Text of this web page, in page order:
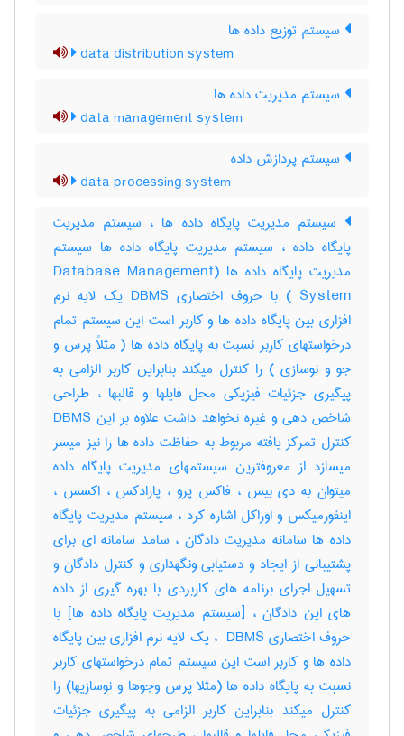
سیستم توزیع داده ها
data distribution system
سیستم مدیریت داده ها
data management system
سیستم پردازش داده
data processing system
سیستم مدیریت پایگاه داده ها ، سیستم مدیریت
پایگاه داده ، سیستم مدیریت پایگاه داده ها سیستم
مدیریت پایگاه داده ها (Database Management
System ) با حروف اختصاری DBMS یک لایه نرم
افزاری بین پایگاه داده ها و کاربر است این سیستم تمام
درخواستهای کاربر نسبت به پایگاه داده ها ( مثلاً پرس و
جو و نوسازی ) را کنترل میکند بنابراین کاربر الزامی به
پیگیری جزئیات فیزیکی محل فایلها و قالبها ، طراحی
شاخص دهی و غیره نخواهد داشت علاوه بر این DBMS
کنترل تمرکز یافته مربوط به حفاظت داده ها را نیز میسر
میسازد از معروفترین سیستمهای مدیریت پایگاه داده
میتوان به دی بیس ، فاکس پرو ، پارادکس ، اکسس ،
اینفورمیکس و اوراکل اشاره کرد ، سیستم مدیریت پایگاه
داده ها سامانه مدیریت دادگان ، سامد سامانه ای برای
پشتیبانی از ایجاد و دستیابی ونگهداری و کنترل دادگان و
تسهیل اجرای برنامه های کاربردی با بهره گیری از داده
های این دادگان ، [سیستم مدیریت پایگاه داده ها] با
حروف اختصاری ‎ DBMS ، یک لایه نرم افزاری بین پایگاه
داده ها و کاربر است این سیستم تمام درخواستهای کاربر
نسبت به پایگاه داده ها (مثلا پرس وجوها و نوسازیها) را
کنترل میکند بنابراین کاربر الزامی به پیگیری جزئیات